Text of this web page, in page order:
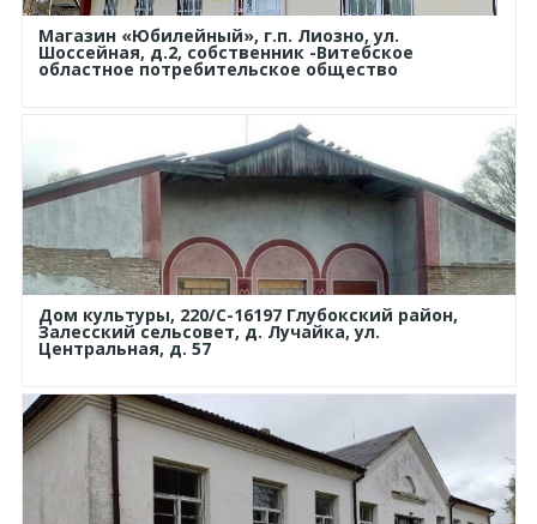
Магазин «Юбилейный», г.п. Лиозно, ул.
Шоссейная, д.2, собственник -Витебское
областное потребительское общество
Дом культуры, 220/С-16197 Глубокский район,
Залесский сельсовет, д. Лучайка, ул.
Центральная, д. 57